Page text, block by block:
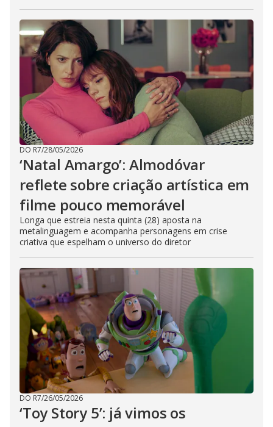
DO R7/28/05/2026
‘Natal Amargo’: Almodóvar
reflete sobre criação artística em
filme pouco memorável
Longa que estreia nesta quinta (28) aposta na
metalinguagem e acompanha personagens em crise
criativa que espelham o universo do diretor
DO R7/26/05/2026
‘Toy Story 5’: já vimos os